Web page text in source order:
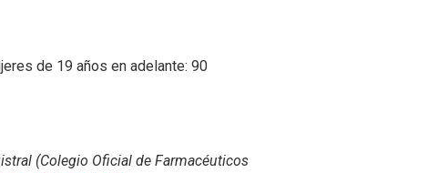
de 19 años en adelante: 90
(Colegio Oficial de Farmacéuticos